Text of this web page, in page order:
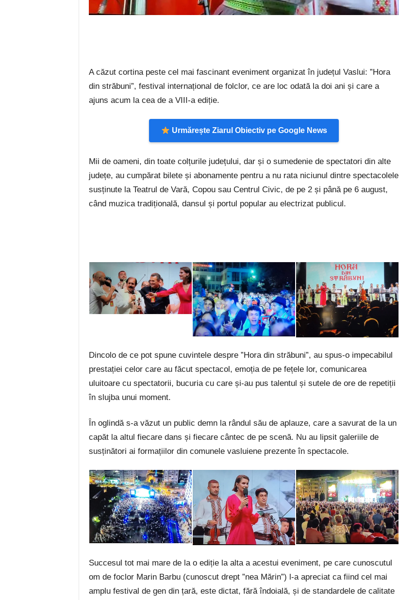
A căzut cortina peste cel mai fascinant eveniment organizat în județul Vaslui: ”Hora
din străbuni”, festival internațional de folclor, ce are loc odată la doi ani și care a
ajuns acum la cea de a VIII-a ediție.
Urmărește Ziarul Obiectiv pe Google News
Mii de oameni, din toate colțurile județului, dar și o sumedenie de spectatori din alte
județe, au cumpărat bilete și abonamente pentru a nu rata niciunul dintre spectacolele
susținute la Teatrul de Vară, Copou sau Centrul Civic, de pe 2 și până pe 6 august,
când muzica tradițională, dansul și portul popular au electrizat publicul.
Dincolo de ce pot spune cuvintele despre ”Hora din străbuni”, au spus-o impecabilul
prestației celor care au făcut spectacol, emoția de pe fețele lor, comunicarea
uluitoare cu spectatorii, bucuria cu care și-au pus talentul și sutele de ore de repetiții
în slujba unui moment.
În oglindă s-a văzut un public demn la rândul său de aplauze, care a savurat de la un
capăt la altul fiecare dans și fiecare cântec de pe scenă. Nu au lipsit galeriile de
susținători ai formațiilor din comunele vasluiene prezente în spectacole.
Succesul tot mai mare de la o ediție la alta a acestui eveniment, pe care cunoscutul
om de foclor Marin Barbu (cunoscut drept ”nea Mărin”) l-a apreciat ca fiind cel mai
amplu festival de gen din țară, este dictat, fără îndoială, și de standardele de calitate